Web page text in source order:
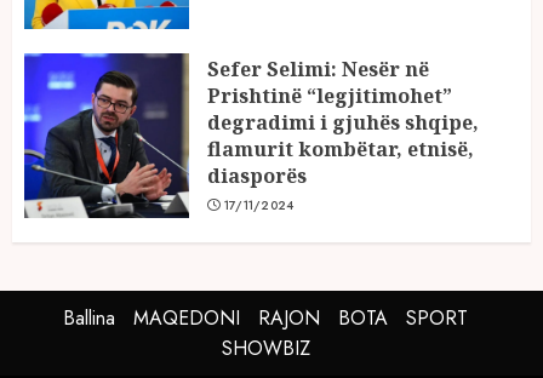
Sefer Selimi: Nesër në
Prishtinë “legjitimohet”
degradimi i gjuhës shqipe,
flamurit kombëtar, etnisë,
diasporës
17/11/2024
Ballina MAQEDONI RAJON BOTA
SPORT
SHOWBIZ